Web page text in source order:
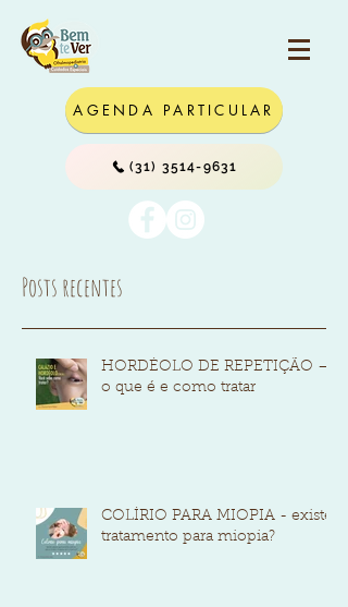
AGENDA PARTICULAR
(31) 3514-9631
Posts recentes
HORDÉOLO DE REPETIÇÃO –
o que é e como tratar
COLÍRIO PARA MIOPIA - existe
tratamento para miopia?